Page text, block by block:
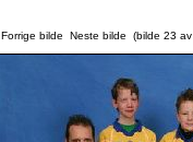
Forrige bilde Neste bilde (bilde 23